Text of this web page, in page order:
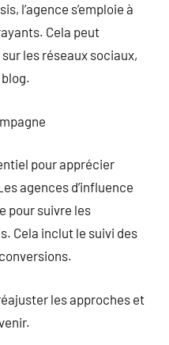
l’agence s’emploie à
Cela peut
les réseaux sociaux,
pour apprécier
agences d’influence
pour suivre les
Cela inclut le suivi des
les approches et